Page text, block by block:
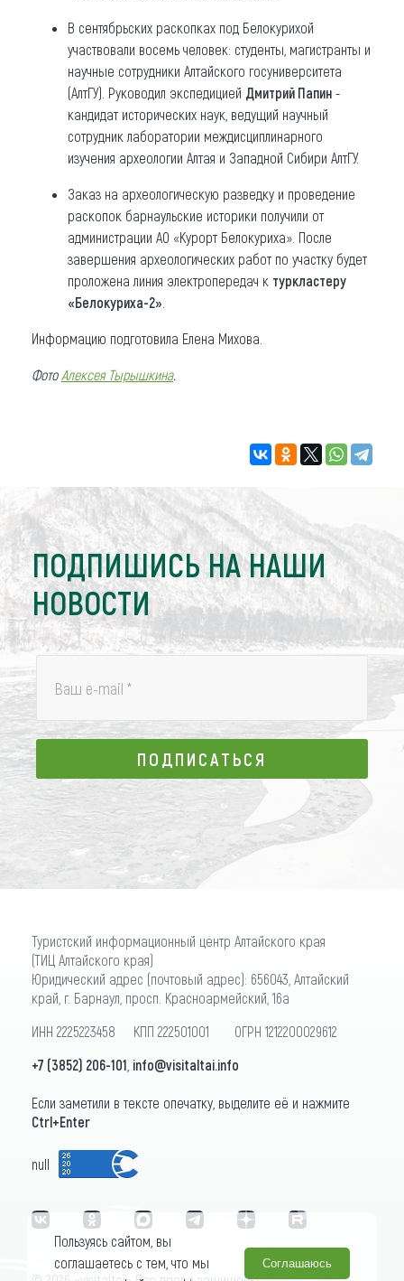
В сентябрьских раскопках под Белокурихой
участвовали восемь человек: студенты, магистранты и
научные сотрудники Алтайского госуниверситета
(АлтГУ). Руководил экспедицией Дмитрий Папин -
кандидат исторических наук, ведущий научный
сотрудник лаборатории междисциплинарного
изучения археологии Алтая и Западной Сибири АлтГУ.
Заказ на археологическую разведку и проведение
раскопок барнаульские историки получили от
администрации АО «Курорт Белокуриха». После
завершения археологических работ по участку будет
проложена линия электропередач к туркластеру
«Белокуриха-2»
Информацию подготовила Елена Михова.
Фото Алексея Тырышкина.
ПОДПИШИСЬ НА НАШИ
НОВОСТИ
Ваш e-mail *
ПОДПИСАТЬСЯ
ПОДПИСАТЬСЯ
Туристский информационный центр Алтайского края
(ТИЦ Алтайского края)
Юридический адрес (почтовый адрес): 656043, Алтайский
край, г. Барнаул, просп. Красноармейский, 16а
ИНН 2225223458 КПП 222501001 ОГРН 1212200029612
+7 (3852) 206-101 info@visitaltai.info
Если заметили в тексте опечатку, выделите её и нажмите
Ctrl+Enter
null
Пользуясь сайтом, вы
соглашаетесь с тем, что мы
Соглашаюсь